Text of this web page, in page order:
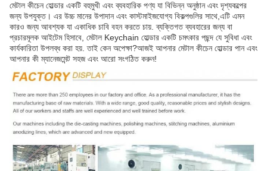
মেটাল কীচেন হোল্ডার একটি বহুমুখী এবং ব্যবহারিক পণ্য যা বিভিন্ন অনুষ্ঠান এবং দৃশ্যকল্পের
জন্য উপযুক্ত। এর উচ্চ মানের উপাদান এবং কাস্টমাইজযোগ্য বিকল্পগুলির সাথে,এটি এমন
কারও জন্য আবশ্যক যা একাধিক চাবি বহন করতে চায়. ব্যক্তিগত ব্যবহারের জন্য বা
প্রচারমূলক আইটেম হিসাবে, মেটাল Keychain হোল্ডার একটি চমৎকার পছন্দ যে সুবিধা এবং
কার্যকারিতা উপলব্ধ করা হয়. তাই কেন অপেক্ষা?আজই আপনার মেটাল কীচেন হোল্ডার পান এবং
আপনার কী ম্যানেজমেন্ট সহজ এবং আরো সংগঠিত করুন!